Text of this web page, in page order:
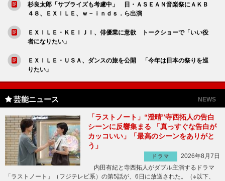
杉良太郎「サプライズも考慮中」 日・ＡＳＥＡＮ音楽祭にＡＫＢ
４８、ＥＸＩＬＥ、ｗ－ｉｎｄｓ．ら出演
ＥＸＩＬＥ・ＫＥＩＪＩ、俳優業に意欲 トークショーで「いい役
者になりたい」
ＥＸＩＬＥ・ＵＳＡ、ダンスの旅を公開 「今年は日本の祭りを巡
りたい」
芸能ニュース NEWS
「ラストノート」“澄晴”寺西拓人の告白
シーンに反響集まる 「真っすぐな告白が
カッコいい」「最高のシーンをありがと
う」
ドラマ
2026年8月7日
内田有紀と寺西拓人がダブル主演するドラマ
「ラストノート」（フジテレビ系）の第5話が、6日に放送された。（※以下、